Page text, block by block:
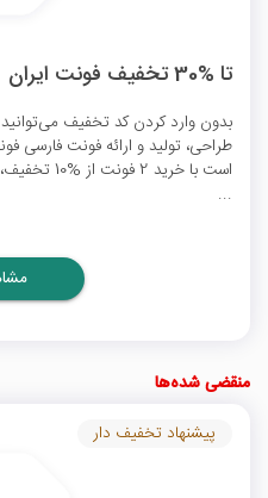
تا %30 تخفیف فونت ایران
طراحی، تولید و ارائه فونت فارسی
...
منقضی شده‌ها
پیشنهاد تخفیف دار